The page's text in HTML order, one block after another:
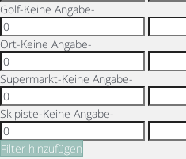
Golf-Keine Angabe-
Ort-Keine Angabe-
Supermarkt-Keine Angabe-
Skipiste-Keine Angabe-
Filter hinzufügen